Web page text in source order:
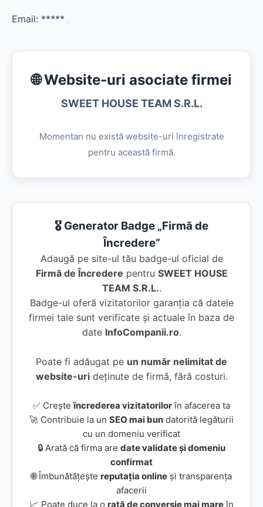
Email: *****
🌐 Website-uri asociate firmei
SWEET HOUSE TEAM S.R.L.
Momentan nu există website-uri înregistrate
pentru această firmă.
🎖️ Generator Badge „Firmă de
Încredere”
Adaugă pe site-ul tău badge-ul oficial de
Firmă de Încredere pentru SWEET HOUSE
TEAM S.R.L..
Badge-ul oferă vizitatorilor garanția că datele
firmei tale sunt verificate și actuale în baza de
date InfoCompanii.ro.
Poate fi adăugat pe un număr nelimitat de
website-urideținute de firmă, fără costuri.
✅ Creșteîncrederea vizitatorilorîn afacerea ta
🚀 Contribuie la un SEO mai bun datorită legăturii
cu un domeniu verificat
🔒 Arată că firma are date validate și domeniu
confirmat
🌐 Îmbunătățește reputația online și transparența
afacerii
📈 Poate duce la o rată de conversie mai mareîn